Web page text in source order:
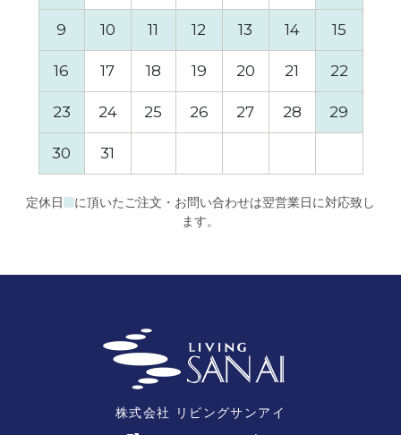
9 10 11 12 13 14 15
16 17 18 19 20 21 22
23 24 25 26 27 28 29
30 31
定休日
に頂いたご注文・お問い合わせは翌営業日に対応致し
ます。
株式会社 リビングサンアイ